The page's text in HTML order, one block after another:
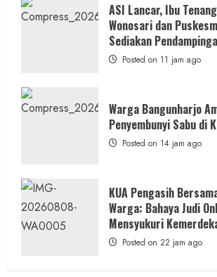
ASI Lancar, Ibu
Wonosari dan
Sediakan
Posted on 11 jam ago
Warga Bangunharjo
Penyembunyi Sabu di
Posted on 14 jam ago
KUA Pengasih
Warga: Bahaya Judi
Mensyukuri
Posted on 22 jam ago